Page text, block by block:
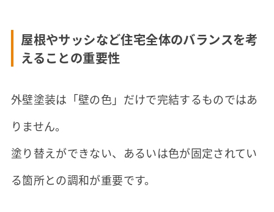
屋根やサッシなど住宅全体のバランスを考
えることの重要性
外壁塗装は「壁の色」だけで完結するものではあ
りません。
塗り替えができない、あるいは色が固定されてい
る箇所との調和が重要です。